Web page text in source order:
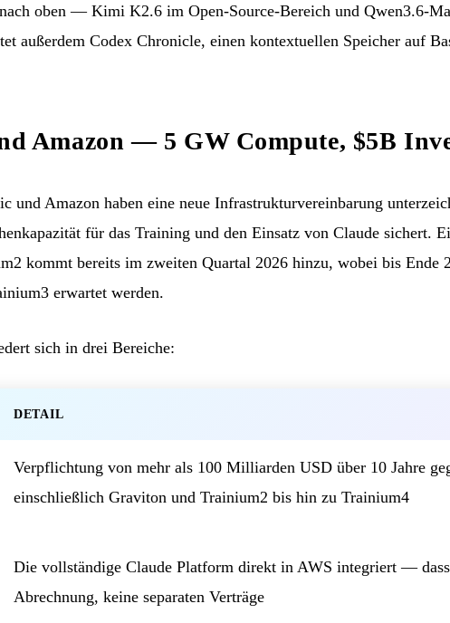
oben — Kimi K2.6 im Open-Source-Bereich und Qwen3.6-
außerdem Codex Chronicle, einen kontextuellen Speicher auf
Amazon — 5 GW Compute, $5B
und Amazon haben eine neue Infrastrukturvereinbarung
für das Training und den Einsatz von Claude sichert.
kommt bereits im zweiten Quartal 2026 hinzu, wobei bis Ende
erwartet werden.
sich in drei Bereiche:
DETAIL
Verpflichtung von mehr als 100 Milliarden USD über 10 Jahre
einschließlich Graviton und Trainium2 bis hin zu Trainium4
Die vollständige Claude Platform direkt in AWS integriert —
Abrechnung, keine separaten Verträge